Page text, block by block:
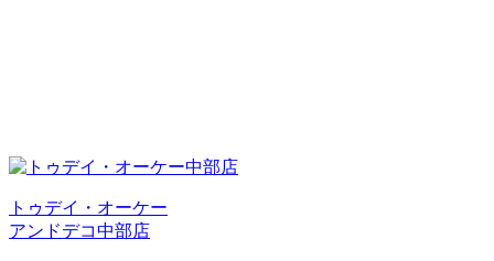
トゥデイ・オーケー
アンドデコ中部店